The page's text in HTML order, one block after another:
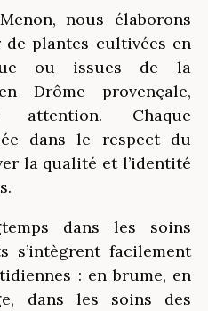
nous élaborons
plantes cultivées en
ou issues de la
Drôme provençale,
attention. Chaque
dans le respect du
la qualité et l’identité
dans les soins
s’intègrent facilement
: en brume, en
dans les soins des